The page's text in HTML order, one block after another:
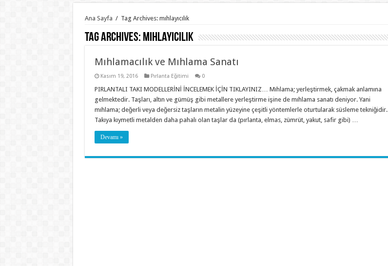
Ana Sayfa / Tag Archives: mıhlayıcılık
Tag Archives: mıhlayıcılık
Mıhlamacılık ve Mıhlama Sanatı
Kasım 19, 2016 Pırlanta Eğitimi 0
PIRLANTALI TAKI MODELLERİNİ İNCELEMEK İÇİN TIKLAYINIZ… Mıhlama; yerleştirmek, çakmak anlamına
gelmektedir. Taşları, altın ve gümüş gibi metallere yerleştirme işine de mıhlama sanatı deniyor. Yani
mıhlama; değerli veya değersiz taşların metalin yüzeyine çeşitli yöntemlerle oturtularak süsleme tekniğidir.
Takıya kıymetli metalden daha pahalı olan taşlar da (pırlanta, elmas, zümrüt, yakut, safir gibi) …
Devamı »